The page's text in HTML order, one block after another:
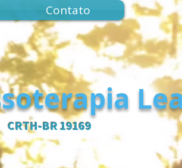
Contato
CRTH-BR 19169